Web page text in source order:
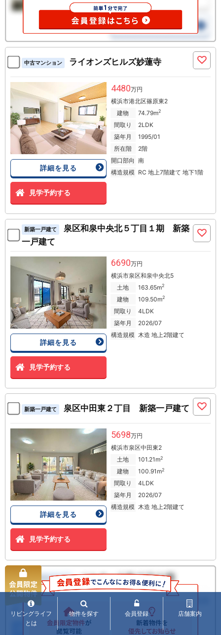
中古マンション ライオンズヒルズ妙蓮寺
詳細を見る
見学予約する
4480万円
横浜市港北区篠原東2
建物
74.79m2
間取り
2LDK
築年月
1995/01
所在階
2階
開口部向 南
構造規模 RC 地上7階建て 地下1階
新築一戸建て
泉区和泉中央北５丁目１期 新築
一戸建て
詳細を見る
見学予約する
6690万円
横浜市泉区和泉中央北5
土地
163.65m2
建物 109.50m2
間取り
4LDK
築年月
2026/07
構造規模 木造 地上2階建て
新築一戸建て 泉区中田東２丁目 新築一戸建て
詳細を見る
見学予約する
5698万円
横浜市泉区中田東2
土地
101.21m2
建物 100.91m2
間取り
4LDK
築年月
2026/07
構造規模 木造 地上2階建て
リビングライフ
とは
物件を探す 会員登録 店舗案内